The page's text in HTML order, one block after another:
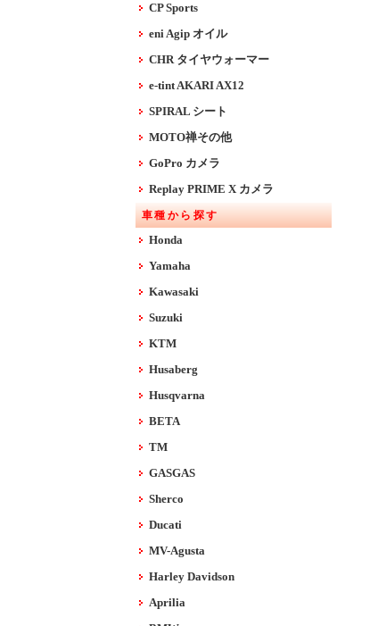
CP Sports
eni Agip オイル
CHR タイヤウォーマー
e-tint AKARI AX12
SPIRAL シート
MOTO禅その他
GoPro カメラ
Replay PRIME X カメラ
車種から探す
Honda
Yamaha
Kawasaki
Suzuki
KTM
Husaberg
Husqvarna
BETA
TM
GASGAS
Sherco
Ducati
MV-Agusta
Harley Davidson
Aprilia